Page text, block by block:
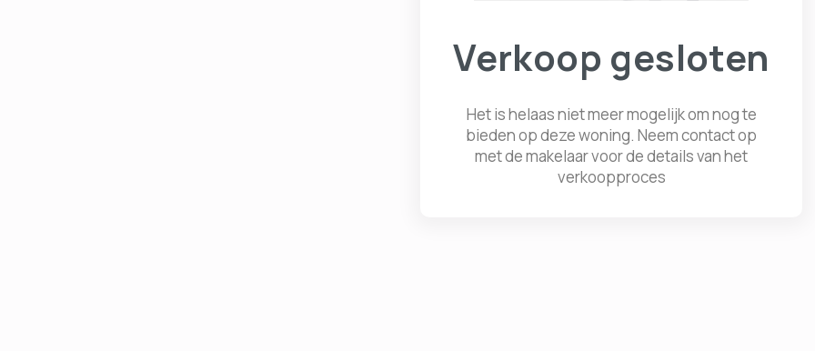
Verkoop gesloten
Het is helaas niet meer mogelijk om nog te
bieden op deze woning. Neem contact op
met de makelaar voor de details van het
verkoopproces